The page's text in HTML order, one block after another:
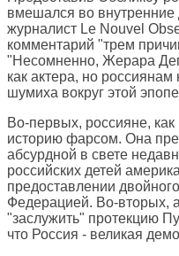
вмешался во
журналист Le Nouvel
комментарий "трем
"Несомненно, Жерара
как актера, но
шумиха вокруг этой
Во-первых, россияне,
историю фарсом. Она
абсурдной в свете
российских детей
предоставлении
Федерацией. Во-вторых,
"заслужить" протекцию
что Россия - великая